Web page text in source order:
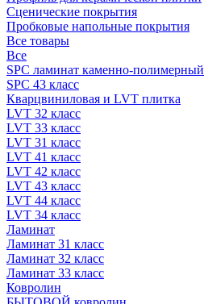
Сценические покрытия
Пробковые напольные покрытия
Все товары
Все
SPC ламинат каменно-полимерный
SPC 43 класс
Кварцвиниловая и LVT плитка
LVT 32 класс
LVT 33 класс
LVT 31 класс
LVT 41 класс
LVT 42 класс
LVT 43 класс
LVT 44 класс
LVT 34 класс
Ламинат
Ламинат 31 класс
Ламинат 32 класс
Ламинат 33 класс
Ковролин